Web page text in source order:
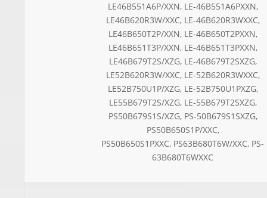
LE46B551A6P/XXN, LE-46B551A6PXXN,
LE46B620R3W/XXC, LE-46B620R3WXXC,
LE46B650T2P/XXN, LE-46B650T2PXXN,
LE46B651T3P/XXN, LE-46B651T3PXXN,
LE46B679T2S/XZG, LE-46B679T2SXZG,
LE52B620R3W/XXC, LE-52B620R3WXXC,
LE52B750U1P/XZG, LE-52B750U1PXZG,
LE55B679T2S/XZG, LE-55B679T2SXZG,
PS50B679S1S/XZG, PS-50B679S1SXZG,
PS50B650S1P/XXC,
PS50B650S1PXXC, PS63B680T6W/XXC, PS-
63B680T6WXXC